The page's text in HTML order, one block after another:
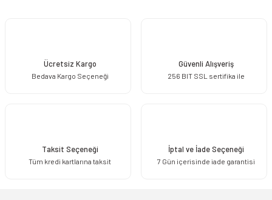
Ücretsiz Kargo
Bedava Kargo Seçeneği
Güvenli Alışveriş
256 BIT SSL sertifika ile
Taksit Seçeneği
Tüm kredi kartlarına taksit
İptal ve İade Seçeneği
7 Gün içerisinde iade garantisi